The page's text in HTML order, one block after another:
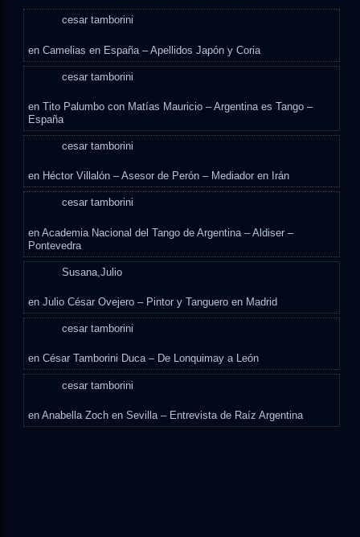
cesar tamborini
enCamelias en España – Apellidos Japón y Coria
cesar tamborini
enTito Palumbo con Matías Mauricio – Argentina es Tango –
España
cesar tamborini
en Héctor Villalón – Asesor de Perón – Mediador en Irán
cesar tamborini
enAcademia Nacional del Tango de Argentina – Aldiser –
Pontevedra
Susana,Julio
enJulio César Ovejero – Pintor y Tanguero en Madrid
cesar tamborini
enCésar Tamborini Duca – De Lonquimay a León
cesar tamborini
enAnabella Zoch en Sevilla – Entrevista de Raíz Argentina